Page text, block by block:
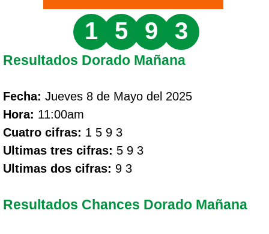
1 5 9 3
Resultados Dorado Mañana
Fecha: Jueves 8 de Mayo del 2025
Hora: 11:00am
Cuatro cifras: 1 5 9 3
Ultimas tres cifras: 5 9 3
Ultimas dos cifras: 9 3
Resultados Chances Dorado Mañana